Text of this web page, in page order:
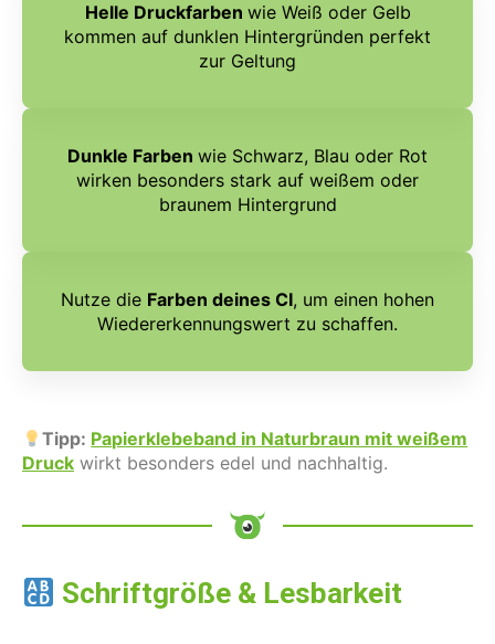
Helle Druckfarben wie Weiß oder Gelb
kommen auf dunklen Hintergründen perfekt
zur Geltung
Dunkle Farben wie Schwarz, Blau oder Rot
wirken besonders stark auf weißem oder
braunem Hintergrund
Nutze die Farben deines CI, um einen hohen
Wiedererkennungswert zu schaffen.
Tipp: Papierklebeband in Naturbraun mit weißem
Druck wirkt besonders edel und nachhaltig.
Schriftgröße & Lesbarkeit